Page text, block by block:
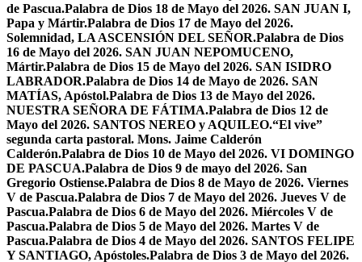
de Pascua.Palabra de Dios 18 de Mayo del 2026. SAN JUAN I,
Papa y Mártir.Palabra de Dios 17 de Mayo del 2026.
Solemnidad, LA ASCENSIÓN DEL SEÑOR.Palabra de Dios
16 de Mayo del 2026. SAN JUAN NEPOMUCENO,
Mártir.Palabra de Dios 15 de Mayo del 2026. SAN ISIDRO
LABRADOR.Palabra de Dios 14 de Mayo de 2026. SAN
MATÍAS, Apóstol.Palabra de Dios 13 de Mayo del 2026.
NUESTRA SEÑORA DE FÁTIMA.Palabra de Dios 12 de
Mayo del 2026. SANTOS NEREO y AQUILEO.“El vive”
segunda carta pastoral. Mons. Jaime Calderón
Calderón.Palabra de Dios 10 de Mayo del 2026. VI DOMINGO
DE PASCUA.Palabra de Dios 9 de mayo del 2026. San
Gregorio Ostiense.Palabra de Dios 8 de Mayo de 2026. Viernes
V de Pascua.Palabra de Dios 7 de Mayo del 2026. Jueves V de
Pascua.Palabra de Dios 6 de Mayo del 2026. Miércoles V de
Pascua.Palabra de Dios 5 de Mayo del 2026. Martes V de
Pascua.Palabra de Dios 4 de Mayo del 2026. SANTOS FELIPE
Y SANTIAGO, Apóstoles.Palabra de Dios 3 de Mayo del 2026.